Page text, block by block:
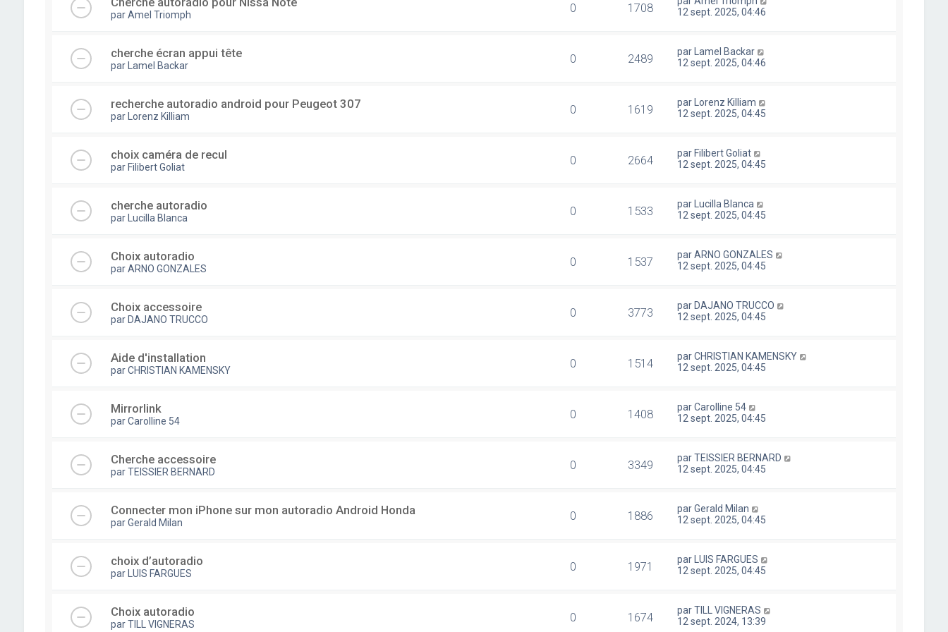
parAmel Triomph 0 1708
12 sept. 2025, 04:46
cherche écran appui tête
par Lamel Backar 0 2489 par
Lamel Backar
12 sept. 2025, 04:46
recherche autoradio android pour Peugeot 307
par Lorenz Killiam 0 1619 par
Lorenz Killiam
12 sept. 2025, 04:45
choix caméra de recul
par Filibert Goliat 0 2664 par Filibert Goliat
12 sept. 2025, 04:45
cherche autoradio
par Lucilla Blanca 0 1533 par
Lucilla Blanca
12 sept. 2025, 04:45
Choix autoradio
parARNO GONZALES 0 1537 parARNO GONZALES
12 sept. 2025, 04:45
Choix accessoire
par DAJANO TRUCCO 0 3773 par DAJANO TRUCCO
12 sept. 2025, 04:45
Aide d'installation
parCHRISTIAN KAMENSKY 0 1514 parCHRISTIAN KAMENSKY
12 sept. 2025, 04:45
Mirrorlink
parCarolline 54 0 1408 parCarolline 54
12 sept. 2025, 04:45
Cherche accessoire
parTEISSIER BERNARD 0 3349 parTEISSIER BERNARD
12 sept. 2025, 04:45
Connecter mon iPhone sur mon autoradio Android Honda
parGerald Milan 0 1886 parGerald Milan
12 sept. 2025, 04:45
choix d’autoradio
par LUIS FARGUES 0 1971 par
LUIS FARGUES
12 sept. 2025, 04:45
Choix autoradio
parTILL VIGNERAS 0 1674 parTILL VIGNERAS
12 sept. 2024, 13:39